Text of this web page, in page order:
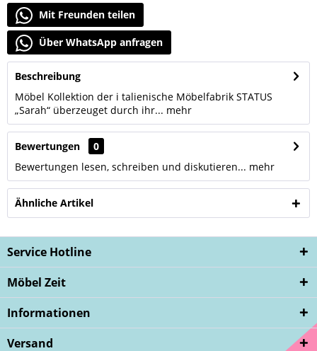
Mit Freunden teilen
Über WhatsApp anfragen
Beschreibung
Möbel Kollektion der i talienische Möbelfabrik STATUS
„Sarah“ überzeuget durch ihr... mehr
Bewertungen
0
Bewertungen lesen, schreiben und diskutieren... mehr
Ähnliche Artikel
Service Hotline
Möbel Zeit
Informationen
Versand